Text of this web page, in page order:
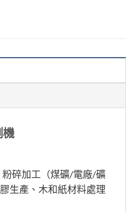
機
碎加工（煤礦/電廠/礦
生產、木和紙材料處理